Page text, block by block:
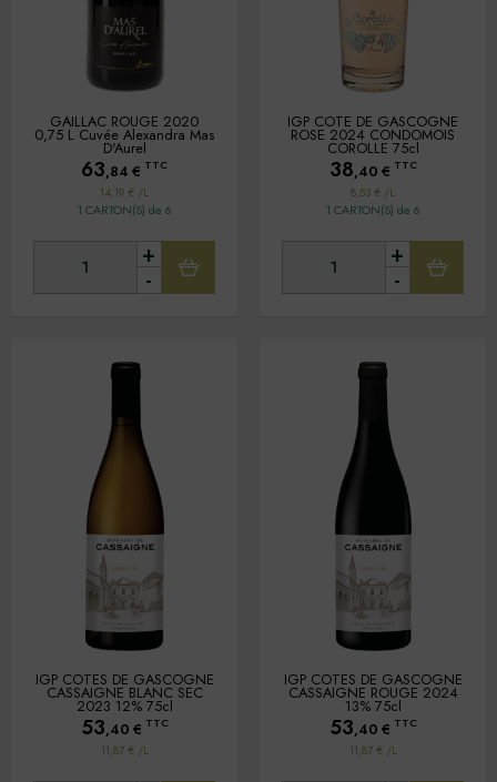
GAILLAC ROUGE 2020
0,75 L Cuvée Alexandra Mas
D'Aurel
63,84 € TTC
14,19 € /L
1 CARTON(S) de 6
-
+
IGP COTE DE GASCOGNE
ROSE 2024 CONDOMOIS
COROLLE 75cl
38,40 € TTC
8,53 € /L
1 CARTON(S) de 6
-
+
IGP COTES DE GASCOGNE
CASSAIGNE BLANC SEC
2023 12% 75cl
53,40 € TTC
11,87 € /L
IGP COTES DE GASCOGNE
CASSAIGNE ROUGE 2024
13% 75cl
53,40 € TTC
11,87 € /L